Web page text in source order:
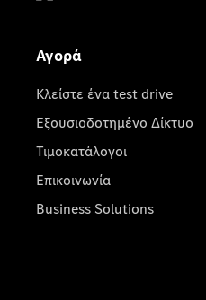
Αγορά
Κλείστε ένα test drive
Εξουσιοδοτημένο Δίκτυο
Τιμοκατάλογοι
Επικοινωνία
Business Solutions